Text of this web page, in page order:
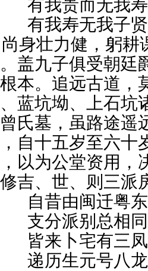
有我贵而无我
有我寿无我子
身壮力健，躬耕
盖九子俱受朝廷
本。追远古道，
蓝坑坳、上石坑
氏墓，虽路途遥
自十五岁至六十
以为公堂资用，
吉、世、则三派
自昔由闽迁粤
支分派别总相
皆来卜宅有三
递历生元号八